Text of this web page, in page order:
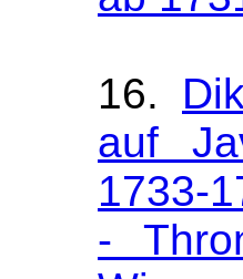
16.
auf
1733-
-